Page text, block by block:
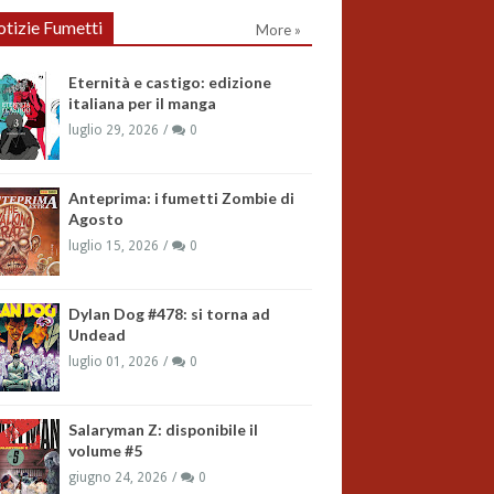
Fumetti More »
Eternità e castigo: edizione
italiana per il manga
luglio 29, 2026 0
Anteprima: i fumetti Zombie di
Agosto
luglio 15, 2026 0
Dylan Dog #478: si torna ad
Undead
luglio 01, 2026 0
Salaryman Z: disponibile il
volume #5
giugno 24, 2026 0